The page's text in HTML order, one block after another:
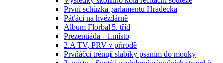
První schůzka parlamentu Hradecka
Páťáci na hvězdárně
Album Florbal 5. tříd
Prezentiáda - 1.místo
2.A TV, PRV v přírodě
Prvňáčci trénují slabiky psaním do mouky